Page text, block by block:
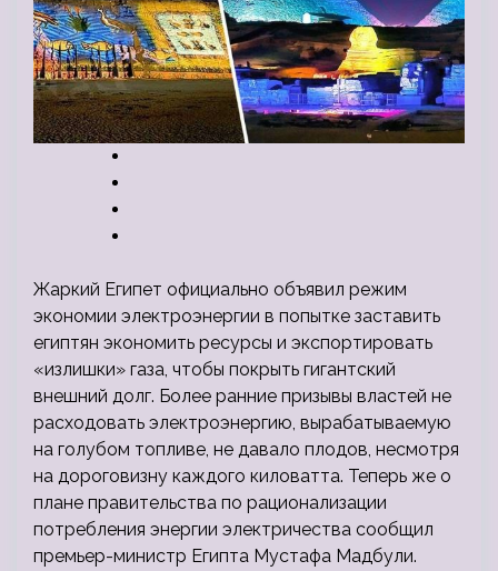
Жаркий Египет официально объявил режим
экономии электроэнергии в попытке заставить
египтян экономить ресурсы и экспортировать
«излишки» газа, чтобы покрыть гигантский
внешний долг. Более ранние призывы властей не
расходовать электроэнергию, вырабатываемую
на голубом топливе, не давало плодов, несмотря
на дороговизну каждого киловатта. Теперь же о
плане правительства по рационализации
потребления энергии электричества сообщил
премьер-министр Египта Мустафа Мадбули.